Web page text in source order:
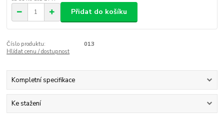
Přidat do košíku
Číslo produktu:
013
Hlídat cenu / dostupnost
Kompletní specifikace
Ke stažení